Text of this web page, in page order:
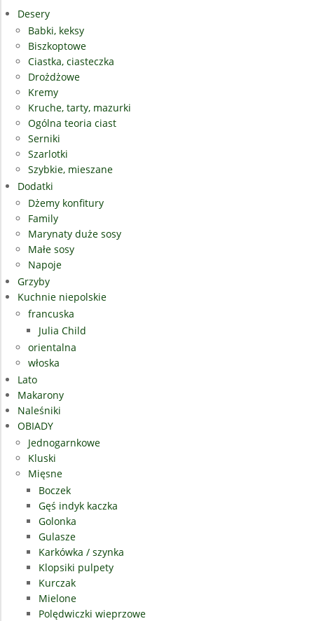
Desery
Babki, keksy
Biszkoptowe
Ciastka, ciasteczka
Drożdżowe
Kremy
Kruche, tarty, mazurki
Ogólna teoria ciast
Serniki
Szarlotki
Szybkie, mieszane
Dodatki
Dżemy konfitury
Family
Marynaty duże sosy
Małe sosy
Napoje
Grzyby
Kuchnie niepolskie
francuska
Julia Child
orientalna
włoska
Lato
Makarony
Naleśniki
OBIADY
Jednogarnkowe
Kluski
Mięsne
Boczek
Gęś indyk kaczka
Golonka
Gulasze
Karkówka / szynka
Klopsiki pulpety
Kurczak
Mielone
Polędwiczki wieprzowe